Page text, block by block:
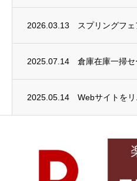
2026.03.13 スプリングフ
2025.07.14 倉庫在庫一掃
2025.05.14 Webサイトを